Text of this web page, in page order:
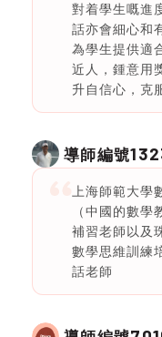
對着學生嘅進
話亦會細心和
為學生提供適
近人，鍾意用
升自信心，克
導師編號
上海師範大學
（中國的數
補習老師以及
數學思維訓練
話老師